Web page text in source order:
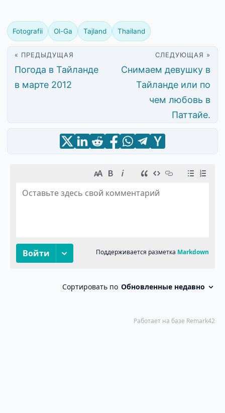
Fotografii Ol-Ga Tajland Thailand
« ПРЕДЫДУЩАЯ
Погода в Тайланде
в марте 2012
СЛЕДУЮЩАЯ »
Снимаем девушку в
Тайланде или по
чем любовь в
Паттайе.